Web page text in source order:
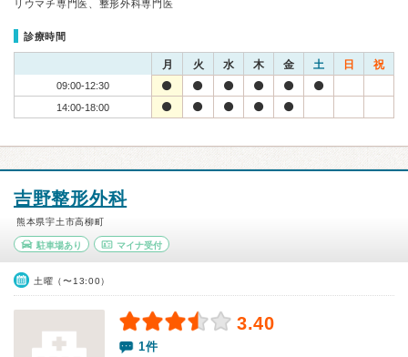
リウマチ専門医、整形外科専門医
診療時間
月 火 水 木 金 土 日 祝
09:00-12:30
14:00-18:00
吉野整形外科
熊本県宇土市高柳町
駐車場あり マイナ受付
土曜（〜13:00）
3.40
1件